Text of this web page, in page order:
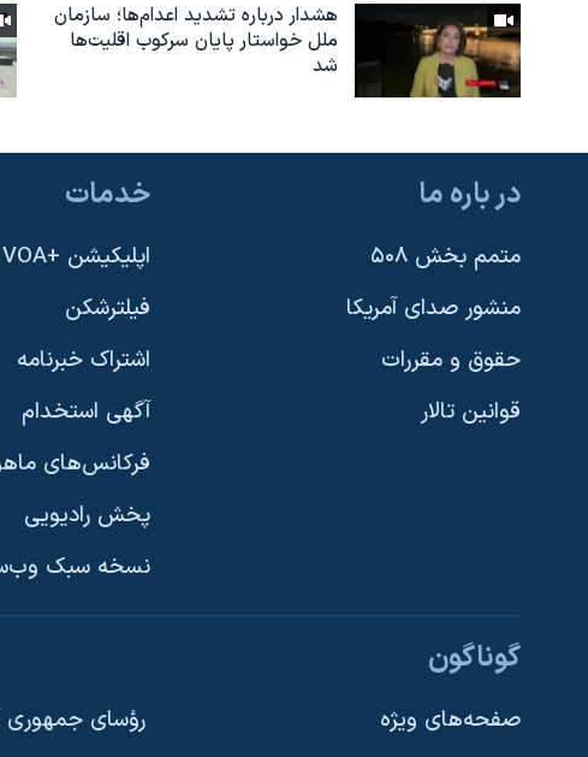
دنبال کنید
هشدار درباره تشدید اعدام‌ها؛ سازمان
ملل خواستار پایان سرکوب اقلیت‌ها
شد
در باره ما
متمم بخش ۵۰۸
منشور صدای آمریکا
حقوق و مقررات
قوانین تالار
خدمات
اپلیکیشن +VOA
فیلترشکن
اشتراک خبرنامه
آگهی استخدام
فرکانس‌های
پخش رادیویی
نسخه سبک
گوناگون
صفحه‌های ویژه
رؤسای جمهوری